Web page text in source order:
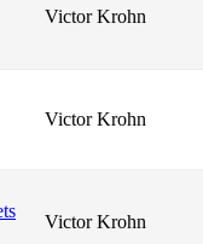
Victor Krohn
Victor Krohn
Victor Krohn